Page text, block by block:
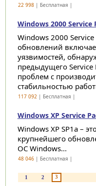
22 998| Бесплатная |
Windows 2000 Service
Windows 2000
обновлений
уязвимостей,
предыдущего Service
проблем с
стабильностью
117 092| Бесплатная |
Windows XP Service
Windows XP SP1a –
крупнейшего
ОС Windows...
48 046| Бесплатная |
1 2 3